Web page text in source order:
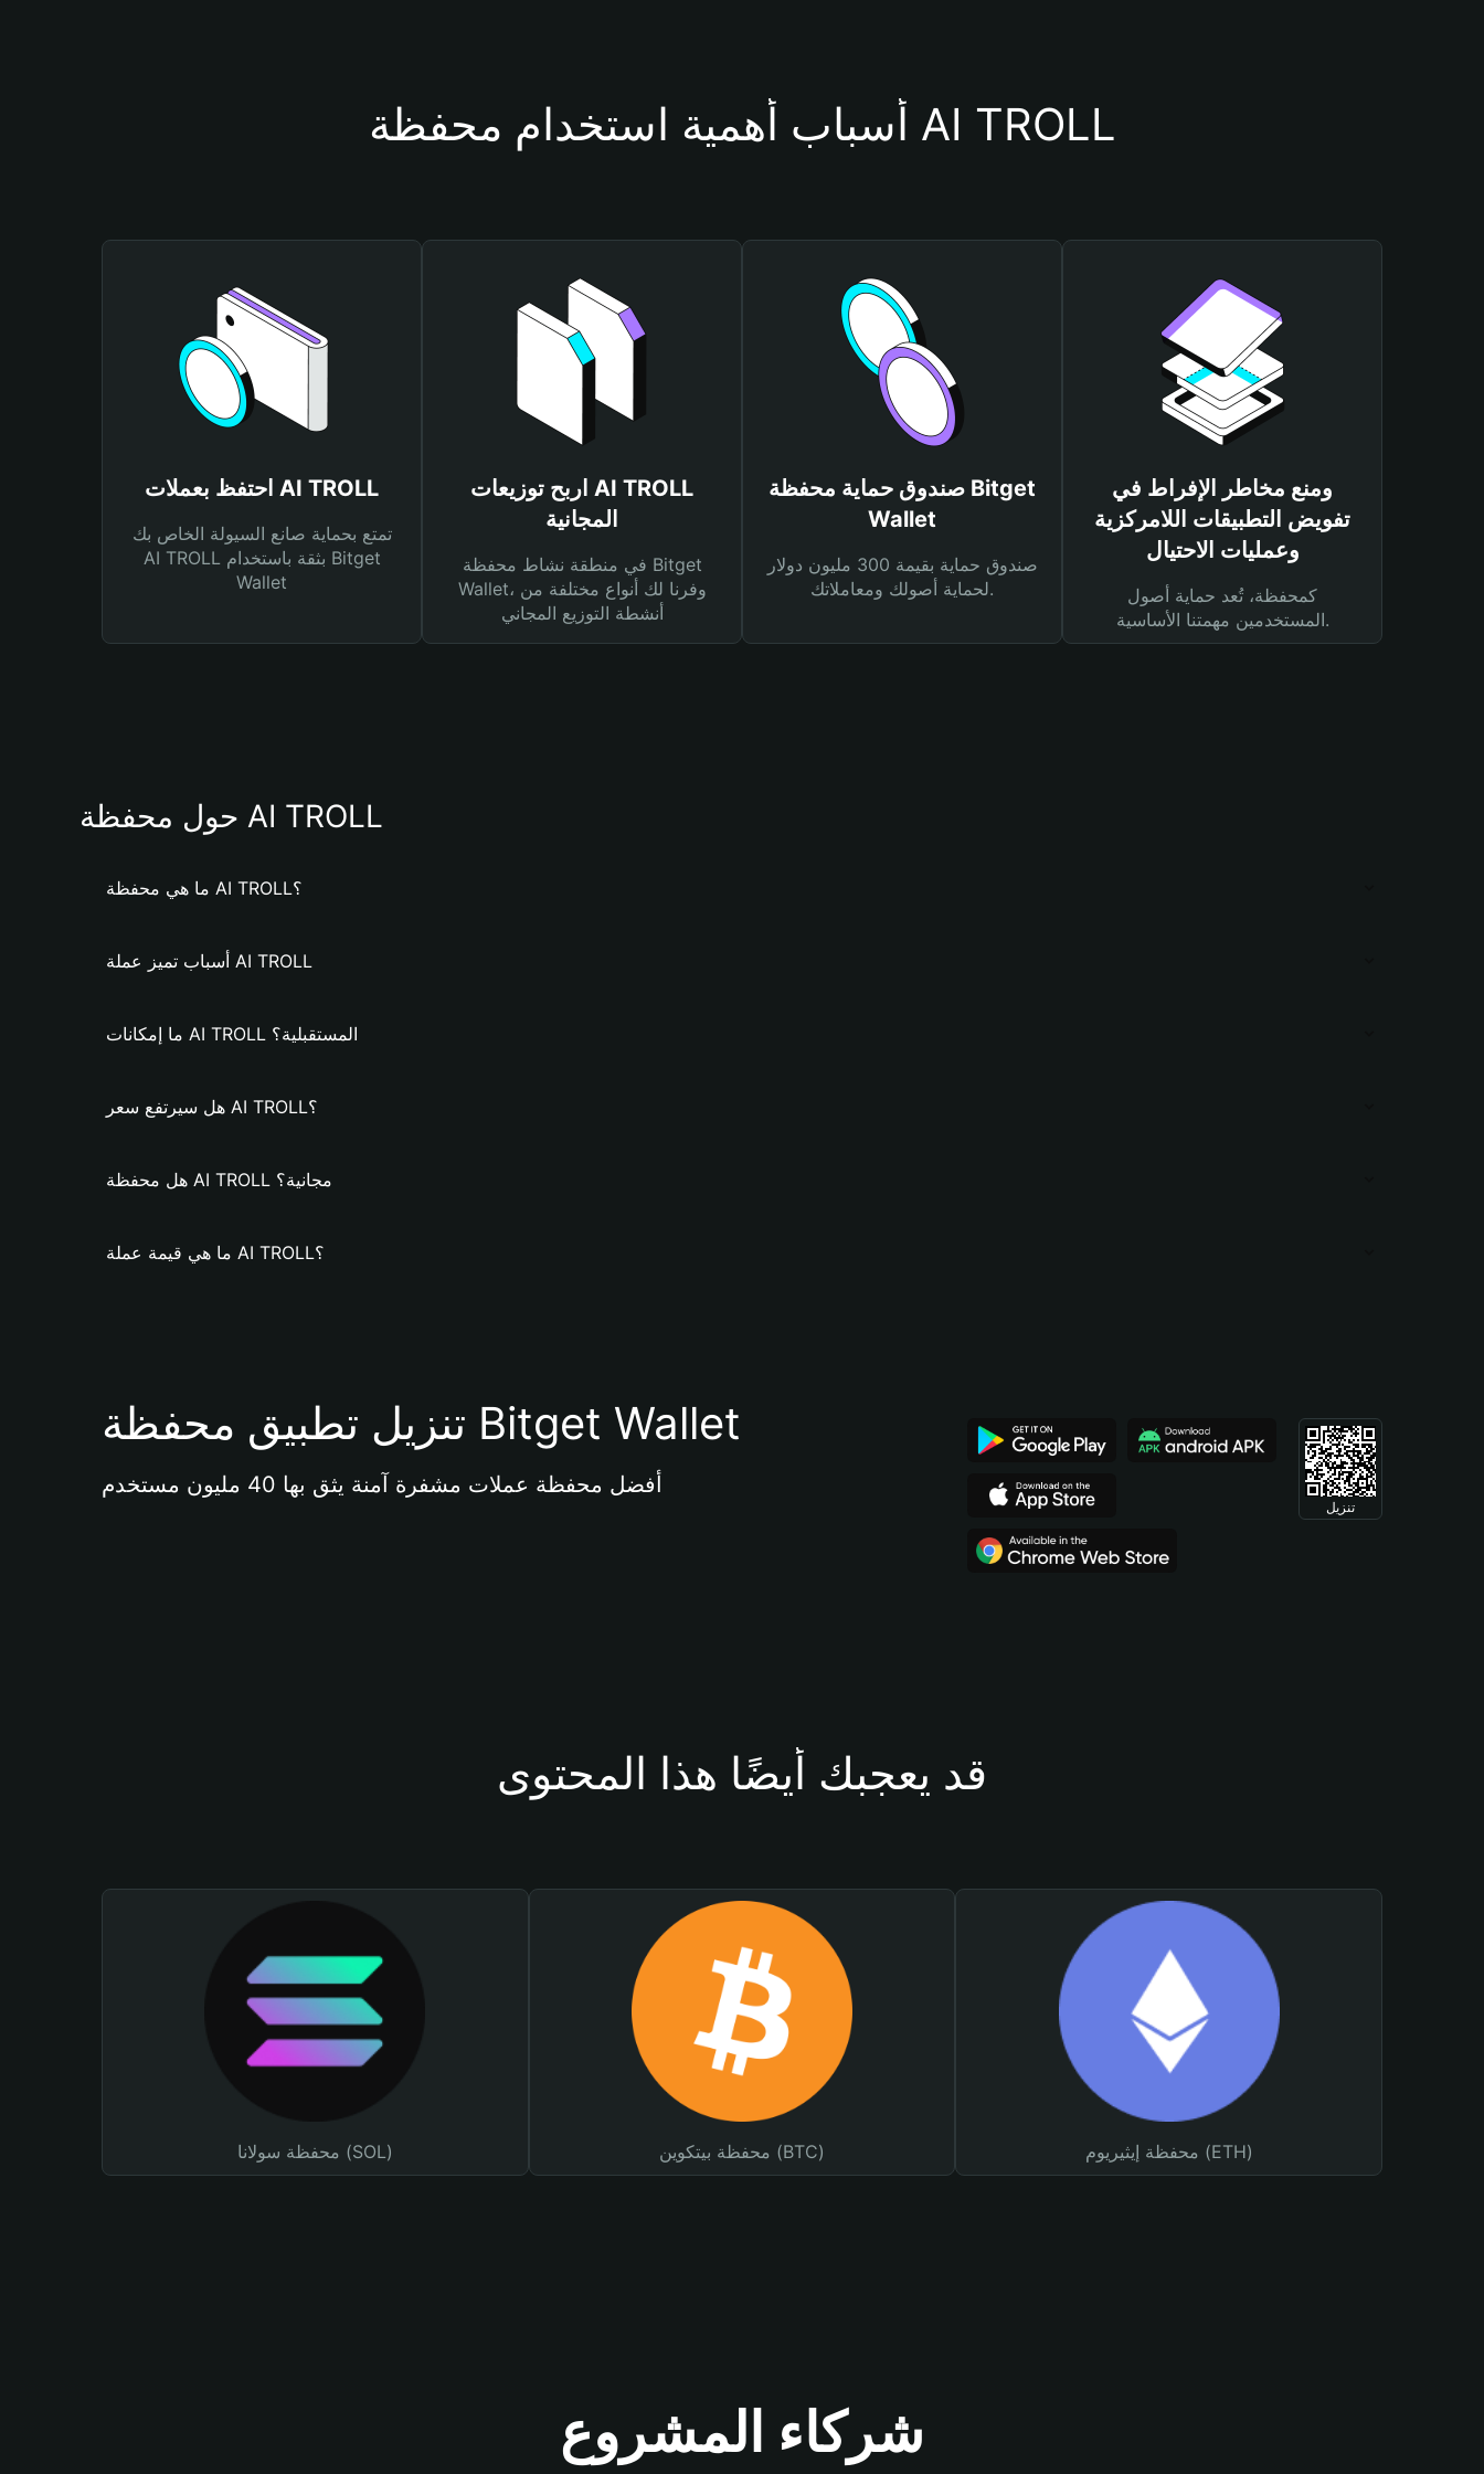
أسباب أهمية استخدام محفظة AI TROLL
احتفظ بعملات AI TROLL
تمتع بحماية صانع السيولة الخاص بك
AI TROLL بثقة باستخدام Bitget
Wallet
اربح توزيعات AI TROLL
المجانية
في منطقة نشاط محفظة Bitget
Wallet، وفرنا لك أنواع مختلفة من
أنشطة التوزيع المجاني
صندوق حماية محفظة Bitget
Wallet
صندوق حماية بقيمة 300 مليون دولار
لحماية أصولك ومعاملاتك.
ومنع مخاطر الإفراط في
تفويض التطبيقات اللامركزية
وعمليات الاحتيال
كمحفظة، تُعد حماية أصول
المستخدمين مهمتنا الأساسية.
حول محفظة AI TROLL
ما هي محفظة AI TROLL؟
أسباب تميز عملة AI TROLL
ما إمكانات AI TROLL المستقبلية؟
هل سيرتفع سعر AI TROLL؟
هل محفظة AI TROLL مجانية؟
ما هي قيمة عملة AI TROLL؟
تنزيل تطبيق محفظة Bitget Wallet
أفضل محفظة عملات مشفرة آمنة يثق بها 40 مليون مستخدم
تنزيل
قد يعجبك أيضًا هذا المحتوى
محفظة سولانا (SOL) محفظة بيتكوين (BTC) محفظة إيثيريوم (ETH)
شركاء المشروع